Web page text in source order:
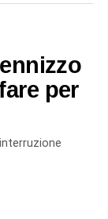
intervento
– si legge
I nostri
del tratto
ma
e duraturo
cedimenti a
è
per